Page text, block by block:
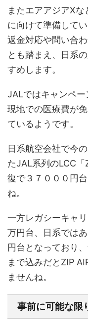
またエアアジアX
に向けて準備して
返金対応や問い合
とも踏まえ、日系
すめします。
JALではキャンペー
現地での医療費が
ているようです。
日系航空会社で今
たJAL系列のLCC
復で３７０００円
ね。
一方レガシーキャ
万円台、日系では
円台となっており
まで込みだとZIP
ませんね。
事前に可能な限